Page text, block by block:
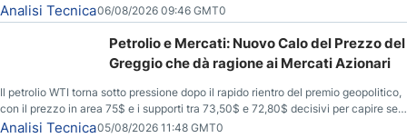
USA ed elezioni di medio termine.
Analisi Tecnica06/08/2026 09:46 GMT0
Petrolio e Mercati: Nuovo Calo del Prezzo del
Greggio che dà ragione ai Mercati Azionari
Il petrolio WTI torna sotto pressione dopo il rapido rientro del premio geopolitico,
con il prezzo in area 75$ e i supporti tra 73,50$ e 72,80$ decisivi per capire se il
ribasso potrà estendersi verso quota 70$.
Analisi Tecnica05/08/2026 11:48 GMT0